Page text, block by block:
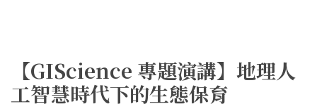
【GIScience 專題演講】地理人
工智慧時代下的生態保育